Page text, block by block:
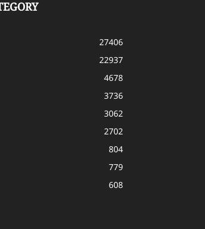
27406
22937
4678
3736
3062
2702
804
779
608